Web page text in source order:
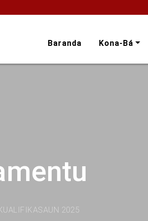
Baranda Kona-Bá
2025